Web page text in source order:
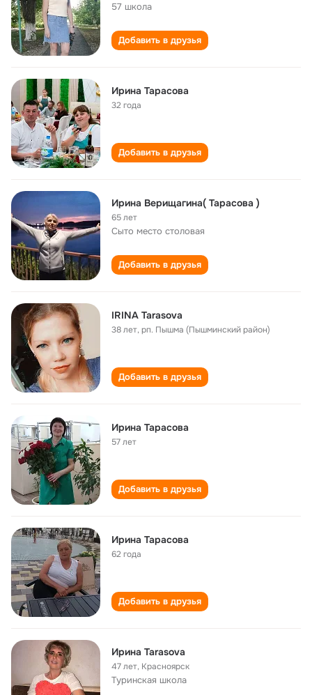
57 школа
Добавить в друзья
Ирина Тарасова
32 года
Добавить в друзья
Ирина Верищагина( Тарасова )
65 лет
Сыто место столовая
Добавить в друзья
IRINA Tarasova
38 лет,рп. Пышма (Пышминский район)
Добавить в друзья
Ирина Тарасова
57 лет
Добавить в друзья
Ирина Тарасова
62 года
Добавить в друзья
Ирина Tarasova
47 лет, Красноярск
Туринская школа